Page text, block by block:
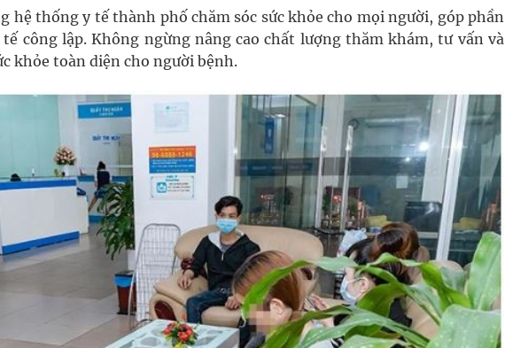
hệ thống y tế thành phố chăm sóc sức khỏe cho mọi người, góp phần
tế công lập. Không ngừng nâng cao chất lượng thăm khám, tư vấn và
khỏe toàn diện cho người bệnh.